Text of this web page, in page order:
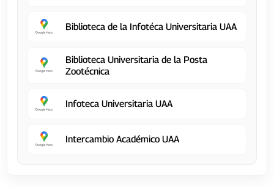
Biblioteca de la Infotéca Universitaria UAA
Biblioteca Universitaria de la Posta
Zootécnica
Infoteca Universitaria UAA
Intercambio Académico UAA